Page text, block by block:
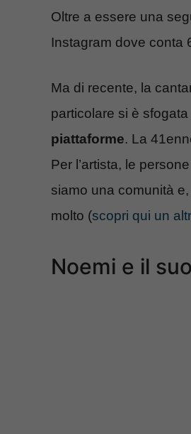
Oltre a essere una
Instagram dove conta
Ma di recente, la
particolare si è sfogata
piattaforme. La
Per l’artista, l e
siamo una comunità
molto (scopri qui un
Noemi e il